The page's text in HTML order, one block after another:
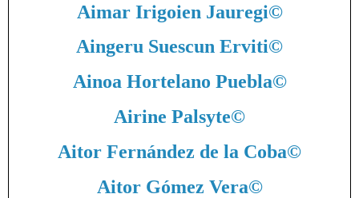
Aimar Irigoien Jauregi©
Aingeru Suescun Erviti©
Ainoa Hortelano Puebla©
Airine Palsyte©
Aitor Fernández de la Coba©
Aitor Gómez Vera©